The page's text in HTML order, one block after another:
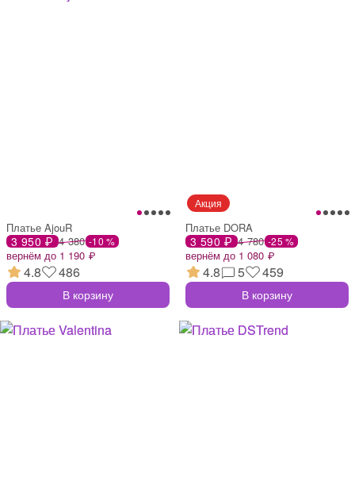
Платье AjouR
3 950 ₽ 4 380 -10 %
вернём до 1 190 ₽
4.8 486
В корзину
Платье DORA
3 590 ₽ 4 780 -25 %
вернём до 1 080 ₽
4.8 5 459
В корзину